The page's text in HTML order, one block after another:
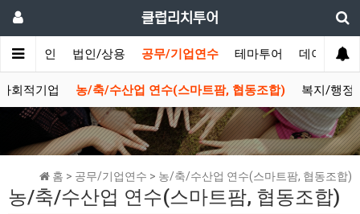
클럽리치투어
메인 법인/상용 공무/기업연수 테마투어 데이투어
회적기업 농/축/수산업 연수(스마트팜, 협동조합) 복지/행정
홈 > 공무/기업연수 > 농/축/수산업 연수(스마트팜, 협동조합)
농/축/수산업 연수(스마트팜, 협동조합)